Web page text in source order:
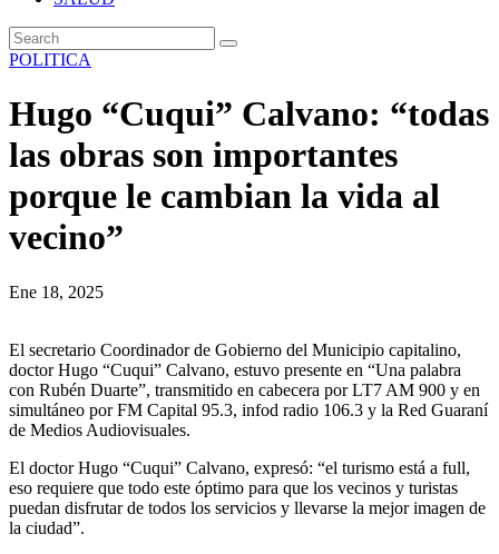
POLITICA
Hugo “Cuqui” Calvano: “todas
las obras son importantes
porque le cambian la vida al
vecino”
Ene 18, 2025
El secretario Coordinador de Gobierno del Municipio capitalino,
doctor Hugo “Cuqui” Calvano, estuvo presente en “Una palabra
con Rubén Duarte”, transmitido en cabecera por LT7 AM 900 y en
simultáneo por FM Capital 95.3, infod radio 106.3 y la Red Guaraní
de Medios Audiovisuales.
El doctor Hugo “Cuqui” Calvano, expresó: “el turismo está a full,
eso requiere que todo este óptimo para que los vecinos y turistas
puedan disfrutar de todos los servicios y llevarse la mejor imagen de
la ciudad”.